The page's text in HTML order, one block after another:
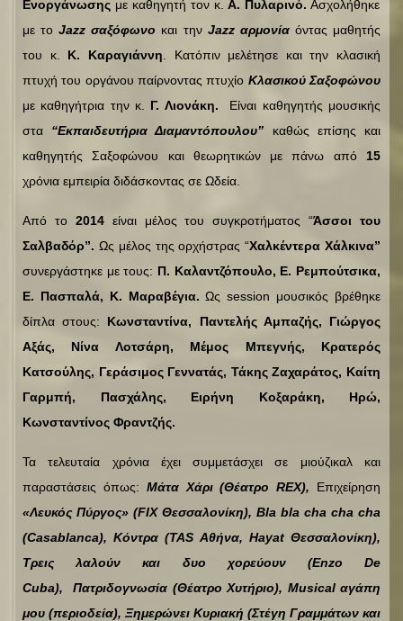
Ενοργάνωσης με καθηγητή τον κ.Α. Πυλαρινό. Ασχολήθηκε
με τοJazz σαξόφωνο και την Jazz αρμονίαόντας μαθητής
του κ. Κ. Καραγιάννη . Κατόπιν μελέτησε και την κλασική
πτυχή του οργάνου παίρνοντας πτυχίο Κλασικού Σαξοφώνου
με καθηγήτρια την κ. Γ. Λιονάκη. Είναι καθηγητής μουσικής
στα “Εκπαιδευτήρια Διαμαντόπουλου” καθώς επίσης και
καθηγητής Σαξοφώνου και θεωρητικών με πάνω από 15
χρόνια εμπειρία διδάσκοντας σε Ωδεία.
Από το 2014είναι μέλος του συγκροτήματος “Άσσοι του
Σαλβαδόρ”. Ως μέλος της ορχήστρας “Χαλκέντερα Χάλκινα”
συνεργάστηκε με τους: Π. Καλαντζόπουλο, Ε. Ρεμπούτσικα,
Ε. Πασπαλά, Κ. Μαραβέγια.Ως session μουσικός βρέθηκε
δίπλα στους: Κωνσταντίνα, Παντελής Αμπαζής, Γιώργος
Αξάς, Νίνα Λοτσάρη, Μέμος Μπεγνής, Κρατερός
Κατσούλης, Γεράσιμος Γεννατάς, Τάκης Ζαχαράτος, Καίτη
Γαρμπή, Πασχάλης, Ειρήνη Κοξαράκη, Ηρώ,
Κωνσταντίνος Φραντζής.
Τα τελευταία χρόνια έχει συμμετάσχει σε μιούζικαλ και
παραστάσεις όπως: Μάτα Χάρι (Θέατρο REX), Επιχείρηση
«Λευκός Πύργος» (FIX Θεσσαλονίκη), Bla bla cha cha cha
(Casablanca), Κόντρα (TAS Αθήνα, Hayat Θεσσαλονίκη),
Τρεις λαλούν και δυο χορεύουν (Enzo De
Cuba), Πατριδογνωσία (Θέατρο Χυτήριο), Musical αγάπη
μου (περιοδεία), Ξημερώνει Κυριακή (Στέγη Γραμμάτων και